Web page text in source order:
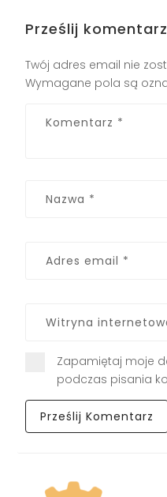
Prześlij komentarz
Twój adres email nie
Wymagane pola są
Zapamiętaj moje
podczas pisania